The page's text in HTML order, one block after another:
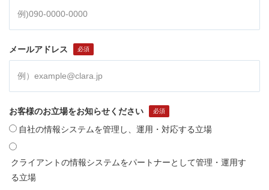
メールアドレス
お客様のお立場をお知らせください
自社の情報システムを管理し、運用・対応する立場
クライアントの情報システムをパートナーとして管理・運用す
る立場